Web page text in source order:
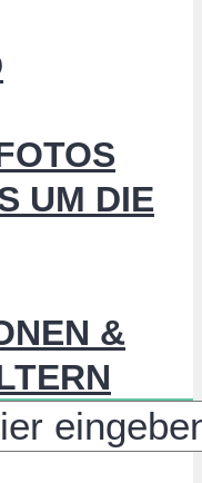
UM DIE
&